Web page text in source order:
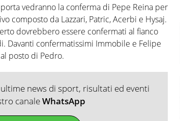
vedranno la conferma di Pepe Reina per
composto da Lazzari, Patric, Acerbi e Hysaj.
dovrebbero essere confermati al fianco
Davanti confermatissimi Immobile e Felipe
posto di Pedro.
news di sport, risultati ed eventi
canaleWhatsApp